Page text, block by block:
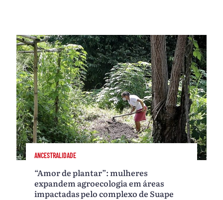
ANCESTRALIDADE
“Amor de plantar”: mulheres
expandem agroecologia em áreas
impactadas pelo complexo de Suape